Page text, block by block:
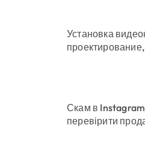
Установка
Скам в
перевірити